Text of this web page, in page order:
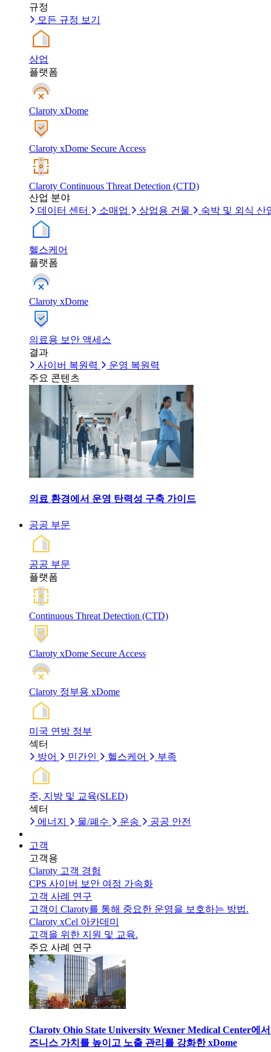
규정
모든 규정 보기
상업
플랫폼
Claroty xDome
Claroty xDome Secure Access
Claroty Continuous Threat Detection (CTD)
산업 분야
데이터 센터
소매업 상업용 건물 숙박 및 외식 산
헬스케어
플랫폼
Claroty xDome
의료용 보안 액세스
결과
사이버 복원력
운영 복원력
주요 콘텐츠
의료 환경에서 운영 탄력성 구축 가이드
공공 부문
공공 부문
플랫폼
Continuous Threat Detection (CTD)
Claroty xDome Secure Access
Claroty 정부용 xDome
미국 연방 정부
섹터
방어
민간인 헬스케어 부족
주, 지방 및 교육(SLED)
섹터
에너지
물/폐수 운송 공공 안전
고객
고객용
Claroty 고객 경험
CPS 사이버 보안 여정 가속화
고객 사례 연구
고객이 Claroty를 통해 중요한 운영을 보호하는 방법.
Claroty xCel 아카데미
고객을 위한 지원 및 교육.
주요 사례 연구
Claroty Ohio State University Wexner Medical Center에
즈니스 가치를 높이고 노출 관리를 강화한 xDome